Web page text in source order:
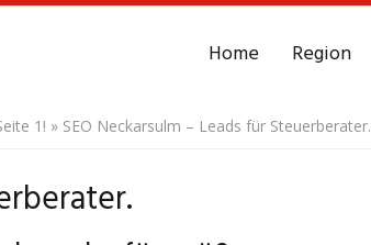
Home Region
1! » SEO Neckarsulm – Leads für Steuerberater.